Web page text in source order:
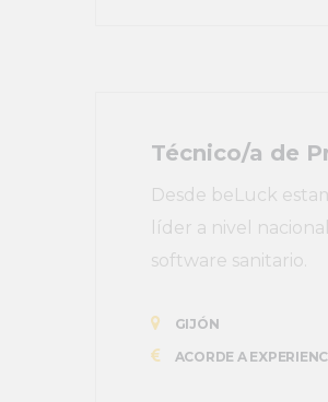
Técnico/a de
Desde beLuck
líder a nivel
software sanitario.
GIJÓN
ACORDE A